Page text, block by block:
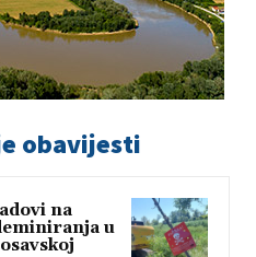
obavijesti
na
u